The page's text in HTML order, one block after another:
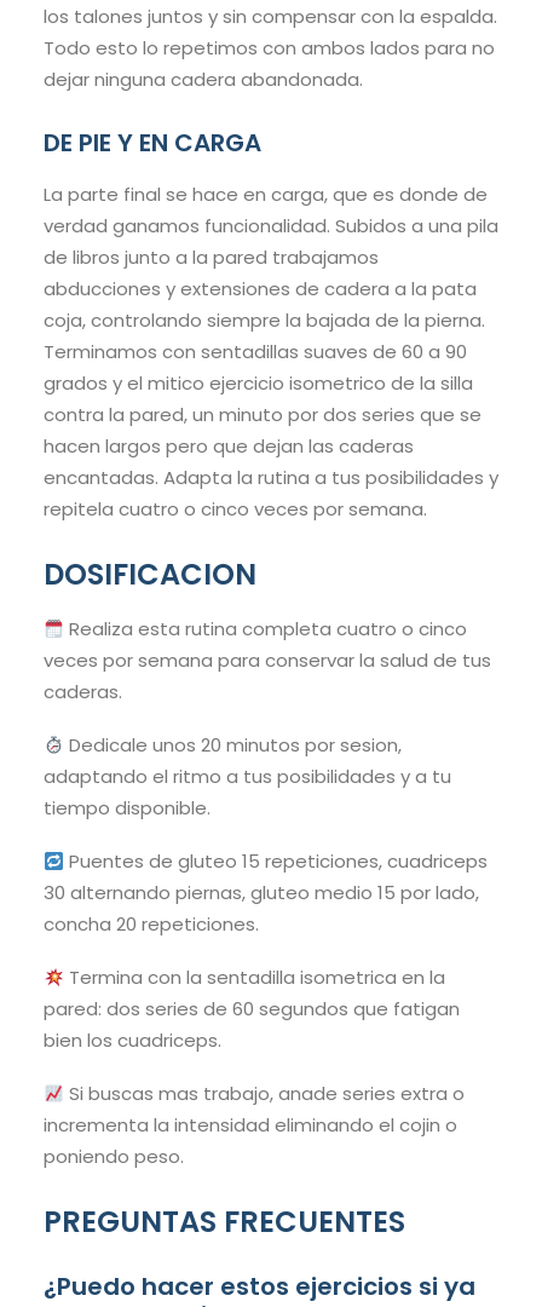
los talones juntos y sin compensar con la espalda.
Todo esto lo repetimos con ambos lados para no
dejar ninguna cadera abandonada.
DE PIE Y EN CARGA
La parte final se hace en carga, que es donde de
verdad ganamos funcionalidad. Subidos a una pila
de libros junto a la pared trabajamos
abducciones y extensiones de cadera a la pata
coja, controlando siempre la bajada de la pierna.
Terminamos con sentadillas suaves de 60 a 90
grados y el mitico ejercicio isometrico de la silla
contra la pared, un minuto por dos series que se
hacen largos pero que dejan las caderas
encantadas. Adapta la rutina a tus posibilidades y
repitela cuatro o cinco veces por semana.
DOSIFICACION
Realiza esta rutina completa cuatro o cinco
veces por semana para conservar la salud de tus
caderas.
Dedicale unos 20 minutos por sesion,
adaptando el ritmo a tus posibilidades y a tu
tiempo disponible.
Puentes de gluteo 15 repeticiones, cuadriceps
30 alternando piernas, gluteo medio 15 por lado,
concha 20 repeticiones.
Termina con la sentadilla isometrica en la
pared: dos series de 60 segundos que fatigan
bien los cuadriceps.
Si buscas mas trabajo, anade series extra o
incrementa la intensidad eliminando el cojin o
poniendo peso.
PREGUNTAS FRECUENTES
¿Puedo hacer estos ejercicios si ya